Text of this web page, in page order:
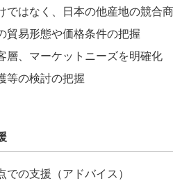
はなく、日本の他産地の競合商
貿易形態や価格条件の把握
層、マーケットニーズを明確化
等の検討の把握
での支援（アドバイス）